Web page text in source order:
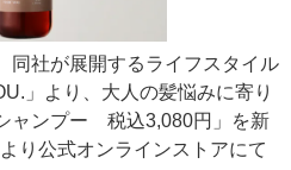
同社が展開するライフスタイル
」より、大人の髪悩みに寄り
ャンプー 税込3,080​円」を新
り公式オンラインストアにて